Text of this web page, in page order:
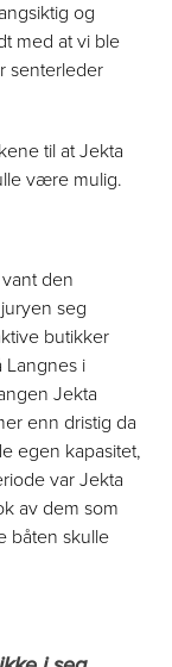
og
med at vi ble
senterleder
til at Jekta
være mulig.
den
seg
butikker
Langnes i
Jekta
enn dristig da
egen kapasitet,
var Jekta
av dem som
båten skulle